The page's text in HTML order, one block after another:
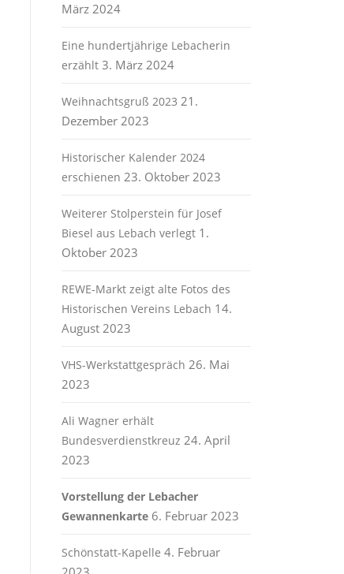
März 2024
Eine hundertjährige Lebacherin
erzählt 3. März 2024
Weihnachtsgruß 2023 21.
Dezember 2023
Historischer Kalender 2024
erschienen 23. Oktober 2023
Weiterer Stolperstein für Josef
Biesel aus Lebach verlegt 1.
Oktober 2023
REWE-Markt zeigt alte Fotos des
Historischen Vereins Lebach 14.
August 2023
VHS-Werkstattgespräch 26. Mai
2023
Ali Wagner erhält
Bundesverdienstkreuz 24. April
2023
Vorstellung der Lebacher
Gewannenkarte 6. Februar 2023
Schönstatt-Kapelle 4. Februar